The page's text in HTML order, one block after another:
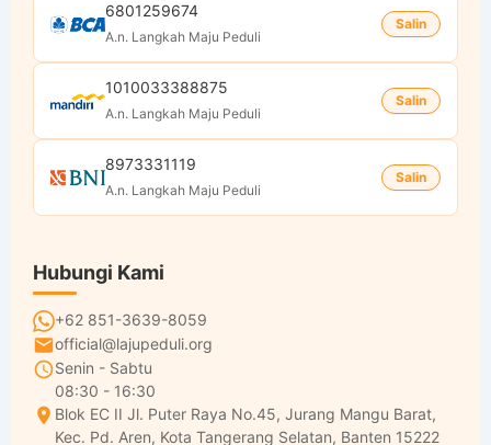
6801259674
A.n. Langkah Maju Peduli
Salin
1010033388875
A.n. Langkah Maju Peduli
Salin
8973331119
A.n. Langkah Maju Peduli
Salin
Hubungi Kami
+62 851-3639-8059
official@lajupeduli.org
Senin - Sabtu
08:30 - 16:30
Blok EC II Jl. Puter Raya No.45, Jurang Mangu Barat,
Kec. Pd. Aren, Kota Tangerang Selatan, Banten 15222